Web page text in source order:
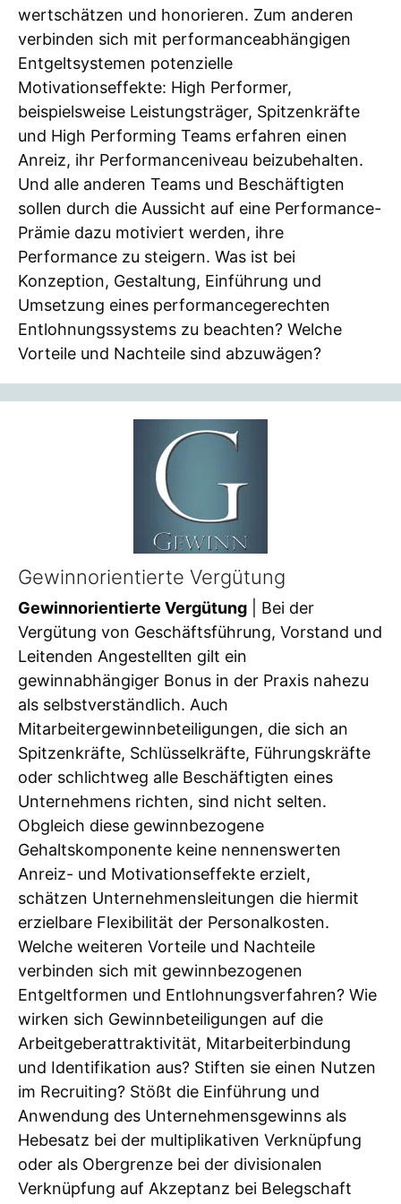
wertschätzen und honorieren. Zum anderen
verbinden sich mit performanceabhängigen
Entgeltsystemen potenzielle
Motivationseffekte: High Performer,
beispielsweise Leistungsträger, Spitzenkräfte
und High Performing Teams erfahren einen
Anreiz, ihr Performanceniveau beizubehalten.
Und alle anderen Teams und Beschäftigten
sollen durch die Aussicht auf eine Performance-
Prämie dazu motiviert werden, ihre
Performance zu steigern. Was ist bei
Konzeption, Gestaltung, Einführung und
Umsetzung eines performancegerechten
Entlohnungssystems zu beachten? Welche
Vorteile und Nachteile sind abzuwägen?
Gewinnorientierte Vergütung
Gewinnorientierte Vergütung | Bei der
Vergütung von Geschäftsführung, Vorstand und
Leitenden Angestellten gilt ein
gewinnabhängiger Bonus in der Praxis nahezu
als selbstverständlich. Auch
Mitarbeitergewinnbeteiligungen, die sich an
Spitzenkräfte, Schlüsselkräfte, Führungskräfte
oder schlichtweg alle Beschäftigten eines
Unternehmens richten, sind nicht selten.
Obgleich diese gewinnbezogene
Gehaltskomponente keine nennenswerten
Anreiz- und Motivationseffekte erzielt,
schätzen Unternehmensleitungen die hiermit
erzielbare Flexibilität der Personalkosten.
Welche weiteren Vorteile und Nachteile
verbinden sich mit gewinnbezogenen
Entgeltformen und Entlohnungsverfahren? Wie
wirken sich Gewinnbeteiligungen auf die
Arbeitgeberattraktivität, Mitarbeiterbindung
und Identifikation aus? Stiften sie einen Nutzen
im Recruiting? Stößt die Einführung und
Anwendung des Unternehmensgewinns als
Hebesatz bei der multiplikativen Verknüpfung
oder als Obergrenze bei der divisionalen
Verknüpfung auf Akzeptanz bei Belegschaft